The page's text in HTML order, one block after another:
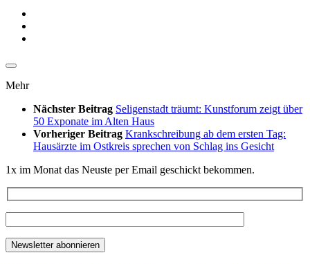
Mehr
Nächster Beitrag Seligenstadt träumt: Kunstforum zeigt über
50 Exponate im Alten Haus
Vorheriger Beitrag Krankschreibung ab dem ersten Tag:
Hausärzte im Ostkreis sprechen von Schlag ins Gesicht
1x im Monat das Neuste per Email geschickt bekommen.